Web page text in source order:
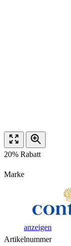
20% Rabatt
Marke
anzeigen
Artikelnummer